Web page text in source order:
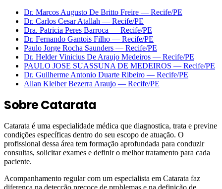
Dr. Marcos Augusto De Britto Freire — Recife/PE
Dr. Carlos Cesar Atallah — Recife/PE
Dra. Patricia Peres Barroca — Recife/PE
Dr. Fernando Gantois Filho — Recife/PE
Paulo Jorge Rocha Saunders — Recife/PE
Dr. Helder Vinicius De Araujo Medeiros — Recife/PE
PAULO JOSE SUASSUNA DE MEDEIROS — Recife/PE
Dr. Guilherme Antonio Duarte Ribeiro — Recife/PE
Allan Kleiber Bezerra Araujo — Recife/PE
SobreCatarata
Catarata é uma especialidade médica que diagnostica, trata e previne
condições específicas dentro do seu escopo de atuação. O
profissional dessa área tem formação aprofundada para conduzir
consultas, solicitar exames e definir o melhor tratamento para cada
paciente.
Acompanhamento regular com um especialista em Catarata faz
diferença na detecção precoce de problemas e na definição de